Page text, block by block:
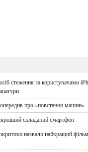
стеження за користувачами
про «повстання машин»
складаний смартфон
назвали найкращий фільм